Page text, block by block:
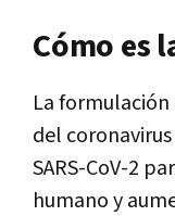
Cómo es
La
del
SARS-CoV-2
humano y